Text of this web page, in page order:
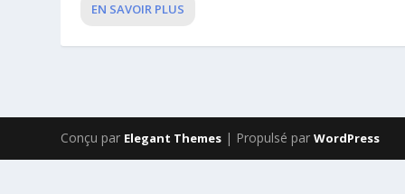
EN SAVOIR PLUS
Conçu par Elegant Themes | Propulsé parWordPress